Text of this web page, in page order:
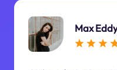
Max